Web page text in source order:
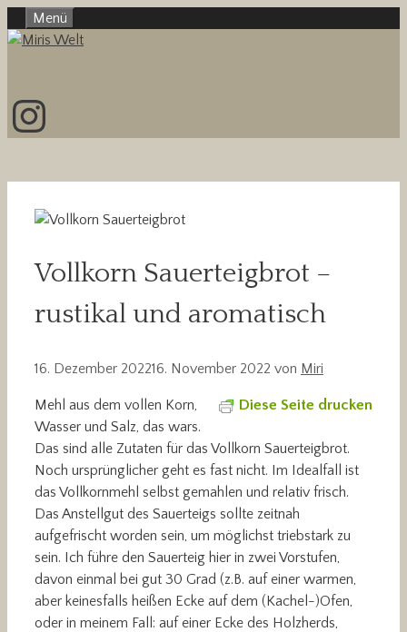
Inhalt
Menü
Instagram
Vollkorn Sauerteigbrot –
rustikal und aromatisch
16. Dezember 202216. November 2022 von Miri
Diese Seite drucken
Mehl aus dem vollen Korn,
Wasser und Salz, das wars.
Das sind alle Zutaten für das Vollkorn Sauerteigbrot.
Noch ursprünglicher geht es fast nicht. Im Idealfall ist
das Vollkornmehl selbst gemahlen und relativ frisch.
Das Anstellgut des Sauerteigs sollte zeitnah
aufgefrischt worden sein, um möglichst triebstark zu
sein. Ich führe den Sauerteig hier in zwei Vorstufen,
davon einmal bei gut 30 Grad (z.B. auf einer warmen,
aber keinesfalls heißen Ecke auf dem (Kachel-)Ofen,
oder in meinem Fall: auf einer Ecke des Holzherds,